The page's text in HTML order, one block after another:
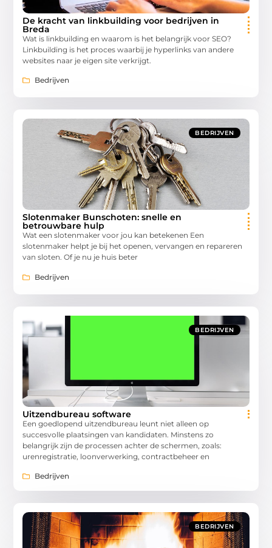
De kracht van linkbuilding voor bedrijven in
Breda
Wat is linkbuilding en waarom is het belangrijk voor SEO?
Linkbuilding is het proces waarbij je hyperlinks van andere
websites naar je eigen site verkrijgt.
Bedrijven
BEDRIJVEN
Slotenmaker Bunschoten: snelle en
betrouwbare hulp
Wat een slotenmaker voor jou kan betekenen Een
slotenmaker helpt je bij het openen, vervangen en repareren
van sloten. Of je nu je huis beter
Bedrijven
BEDRIJVEN
Uitzendbureau software
Een goedlopend uitzendbureau leunt niet alleen op
succesvolle plaatsingen van kandidaten. Minstens zo
belangrijk zijn de processen achter de schermen, zoals:
urenregistratie, loonverwerking, contractbeheer en
Bedrijven
BEDRIJVEN